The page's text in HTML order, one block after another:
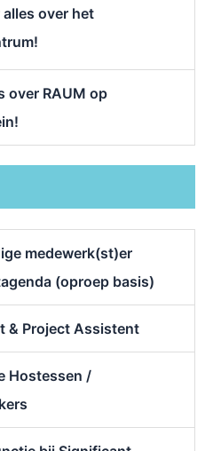
alles over het
over RAUM op
medewerk(st)er
(oproep basis)
& Project Assistent
Hostessen /